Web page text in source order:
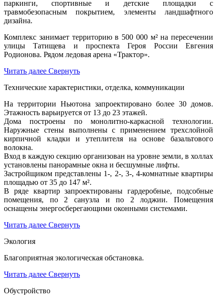
паркинги, спортивные и детские площадки с
травмобезопасным покрытием, элементы ландшафтного
дизайна.
Комплекс занимает территорию в 500 000 м² на пересечении
улицы Татищева и проспекта Героя России Евгения
Родионова. Рядом ледовая арена «Трактор».
Читать далее Свернуть
Технические характеристики, отделка, коммуникации
На территории Ньютона запроектировано более 30 домов.
Этажность варьируется от 13 до 23 этажей.
Дома построены по монолитно-каркасной технологии.
Наружные стены выполнены с применением трехслойной
кирпичной кладки и утеплителя на основе базальтового
волокна.
Вход в каждую секцию организован на уровне земли, в холлах
установлены панорамные окна и бесшумные лифты.
Застройщиком представлены 1-, 2-, 3-, 4-комнатные квартиры
площадью от 35 до 147 м².
В ряде квартир запроектированы гардеробные, подсобные
помещения, по 2 санузла и по 2 лоджии. Помещения
оснащены энергосберегающими оконными системами.
Читать далее Свернуть
Экология
Благоприятная экологическая обстановка.
Читать далее Свернуть
Обустройство